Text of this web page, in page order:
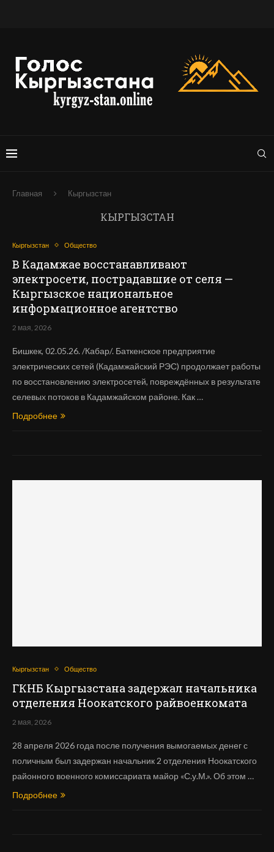
Главная Кыргызстан
КЫРГЫЗСТАН
Кыргызстан Общество
В Кадамжае восстанавливают
электросети, пострадавшие от селя —
Кыргызское национальное
информационное агентство
2 мая, 2026
Бишкек, 02.05.26. /Кабар/. Баткенское предприятие
электрических сетей (Кадамжайский РЭС) продолжает работы
по восстановлению электросетей, повреждённых в результате
селевых потоков в Кадамжайском районе. Как …
Подробнее
Кыргызстан Общество
ГКНБ Кыргызстана задержал начальника
отделения Ноокатского райвоенкомата
2 мая, 2026
28 апреля 2026 года после получения вымогаемых денег с
поличным был задержан начальник 2 отделения Ноокатского
районного военного комиссариата майор «С.у.М.». Об этом …
Подробнее